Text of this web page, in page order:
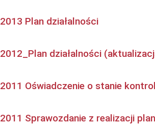
2013 Plan działalności
2012_Plan działalności
2011 Oświadczenie o stanie
2011 Sprawozdanie z realizacji